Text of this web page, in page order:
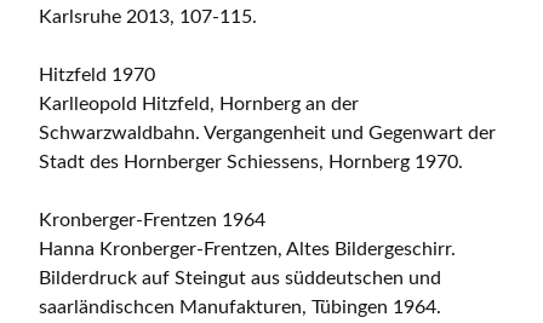
Karlsruhe 2013, 107-115.
Hitzfeld 1970
Karlleopold Hitzfeld, Hornberg an der
Schwarzwaldbahn. Vergangenheit und Gegenwart der
Stadt des Hornberger Schiessens, Hornberg 1970.
Kronberger-Frentzen 1964
Hanna Kronberger-Frentzen, Altes Bildergeschirr.
Bilderdruck auf Steingut aus süddeutschen und
saarländischcen Manufakturen, Tübingen 1964.